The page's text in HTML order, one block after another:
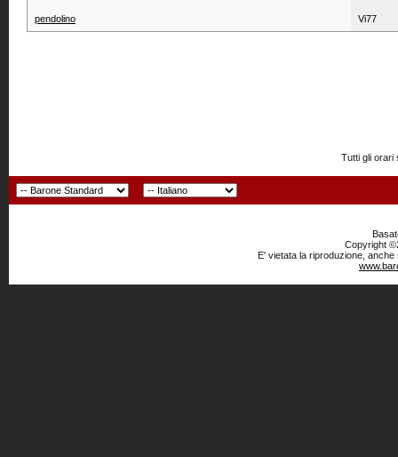
pendolino Vi77
Tutti gli orari
Copyright
E' vietata la riproduzione,